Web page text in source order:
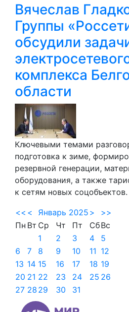
Вячеслав
Группы
обсудили
комплекса
области
Ключевыми темами
подготовка к зиме,
резервной генерации,
оборудования, а также
к сетям новых соцобъектов.
<< < Январь 2025 >
>>
Пн Вт Ср Чт Пт СбВс
1
2 3 4
5
6
7 8 9 10 11 12
13 14 15 16 17 18 19
20 21 22 23 24 25 26
27 28 29 30 31